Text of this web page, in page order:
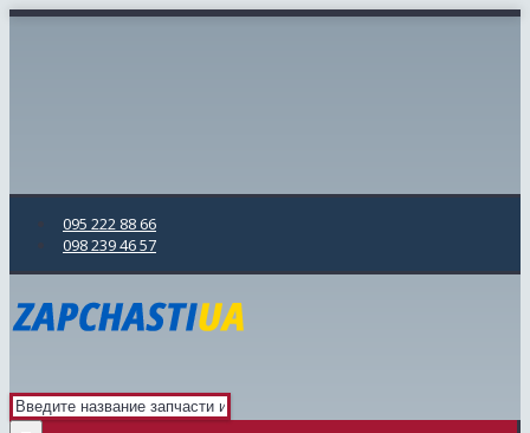
095 222 88 66
098 239 46 57